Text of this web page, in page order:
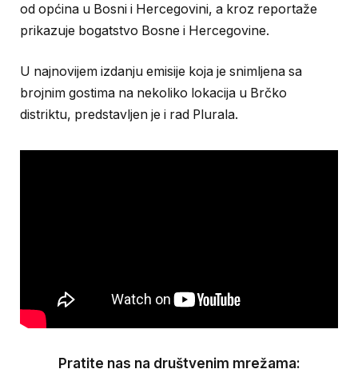
od općina u Bosni i Hercegovini, a kroz reportaže
prikazuje bogatstvo Bosne i Hercegovine.
U najnovijem izdanju emisije koja je snimljena sa
brojnim gostima na nekoliko lokacija u Brčko
distriktu, predstavljen je i rad Plurala.
Pratite nas na društvenim mrežama: